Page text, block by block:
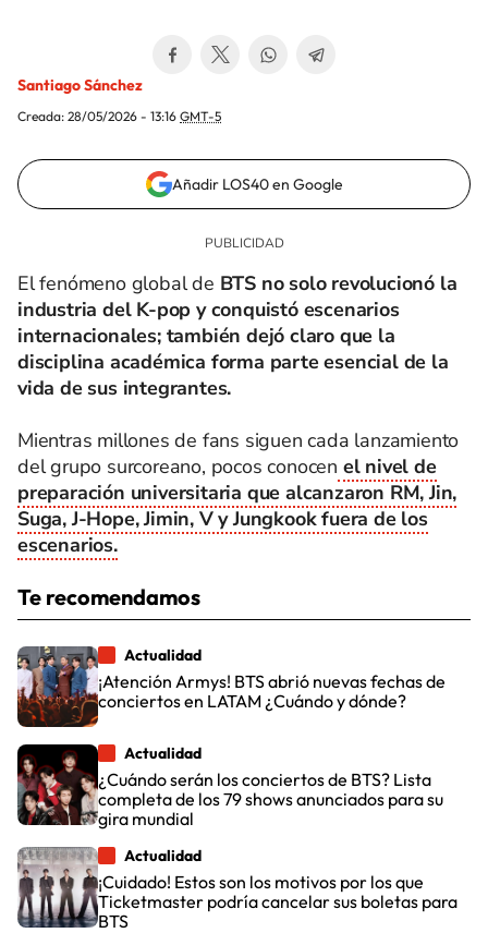
Santiago Sánchez
Creada: 28/05/2026 - 13:16 GMT-5
Añadir LOS40 en Google
El fenómeno global de BTS no solo revolucionó la
industria del K-pop y conquistó escenarios
internacionales; también dejó claro que la
disciplina académica forma parte esencial de la
vida de sus integrantes.
Mientras millones de fans siguen cada lanzamiento
del grupo surcoreano, pocos conocen el nivel de
preparación universitaria que alcanzaron RM, Jin,
Suga, J-Hope, Jimin, V y Jungkook fuera de los
escenarios.
Te recomendamos
Actualidad
¡Atención Armys! BTS abrió nuevas fechas de
conciertos en LATAM ¿Cuándo y dónde?
Actualidad
¿Cuándo serán los conciertos de BTS? Lista
completa de los 79 shows anunciados para su
gira mundial
Actualidad
¡Cuidado! Estos son los motivos por los que
Ticketmaster podría cancelar sus boletas para
BTS